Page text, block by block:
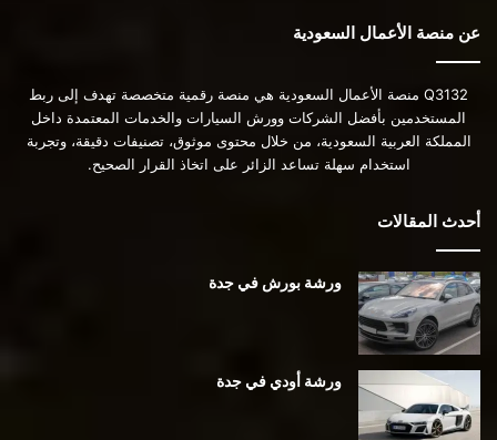
عن منصة الأعمال السعودية
Q3132 منصة الأعمال السعودية هي منصة رقمية متخصصة تهدف إلى ربط
المستخدمين بأفضل الشركات وورش السيارات والخدمات المعتمدة داخل
المملكة العربية السعودية، من خلال محتوى موثوق، تصنيفات دقيقة، وتجربة
استخدام سهلة تساعد الزائر على اتخاذ القرار الصحيح.
أحدث المقالات
ورشة بورش في جدة
ورشة أودي في جدة